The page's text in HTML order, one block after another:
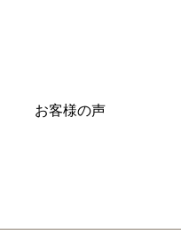
お客様の声